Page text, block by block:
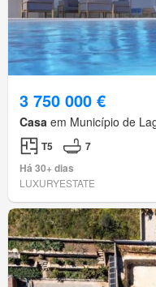
3 750 000 €
Casa em Município de
T5
7
Há 30+ dias
LUXURYESTATE